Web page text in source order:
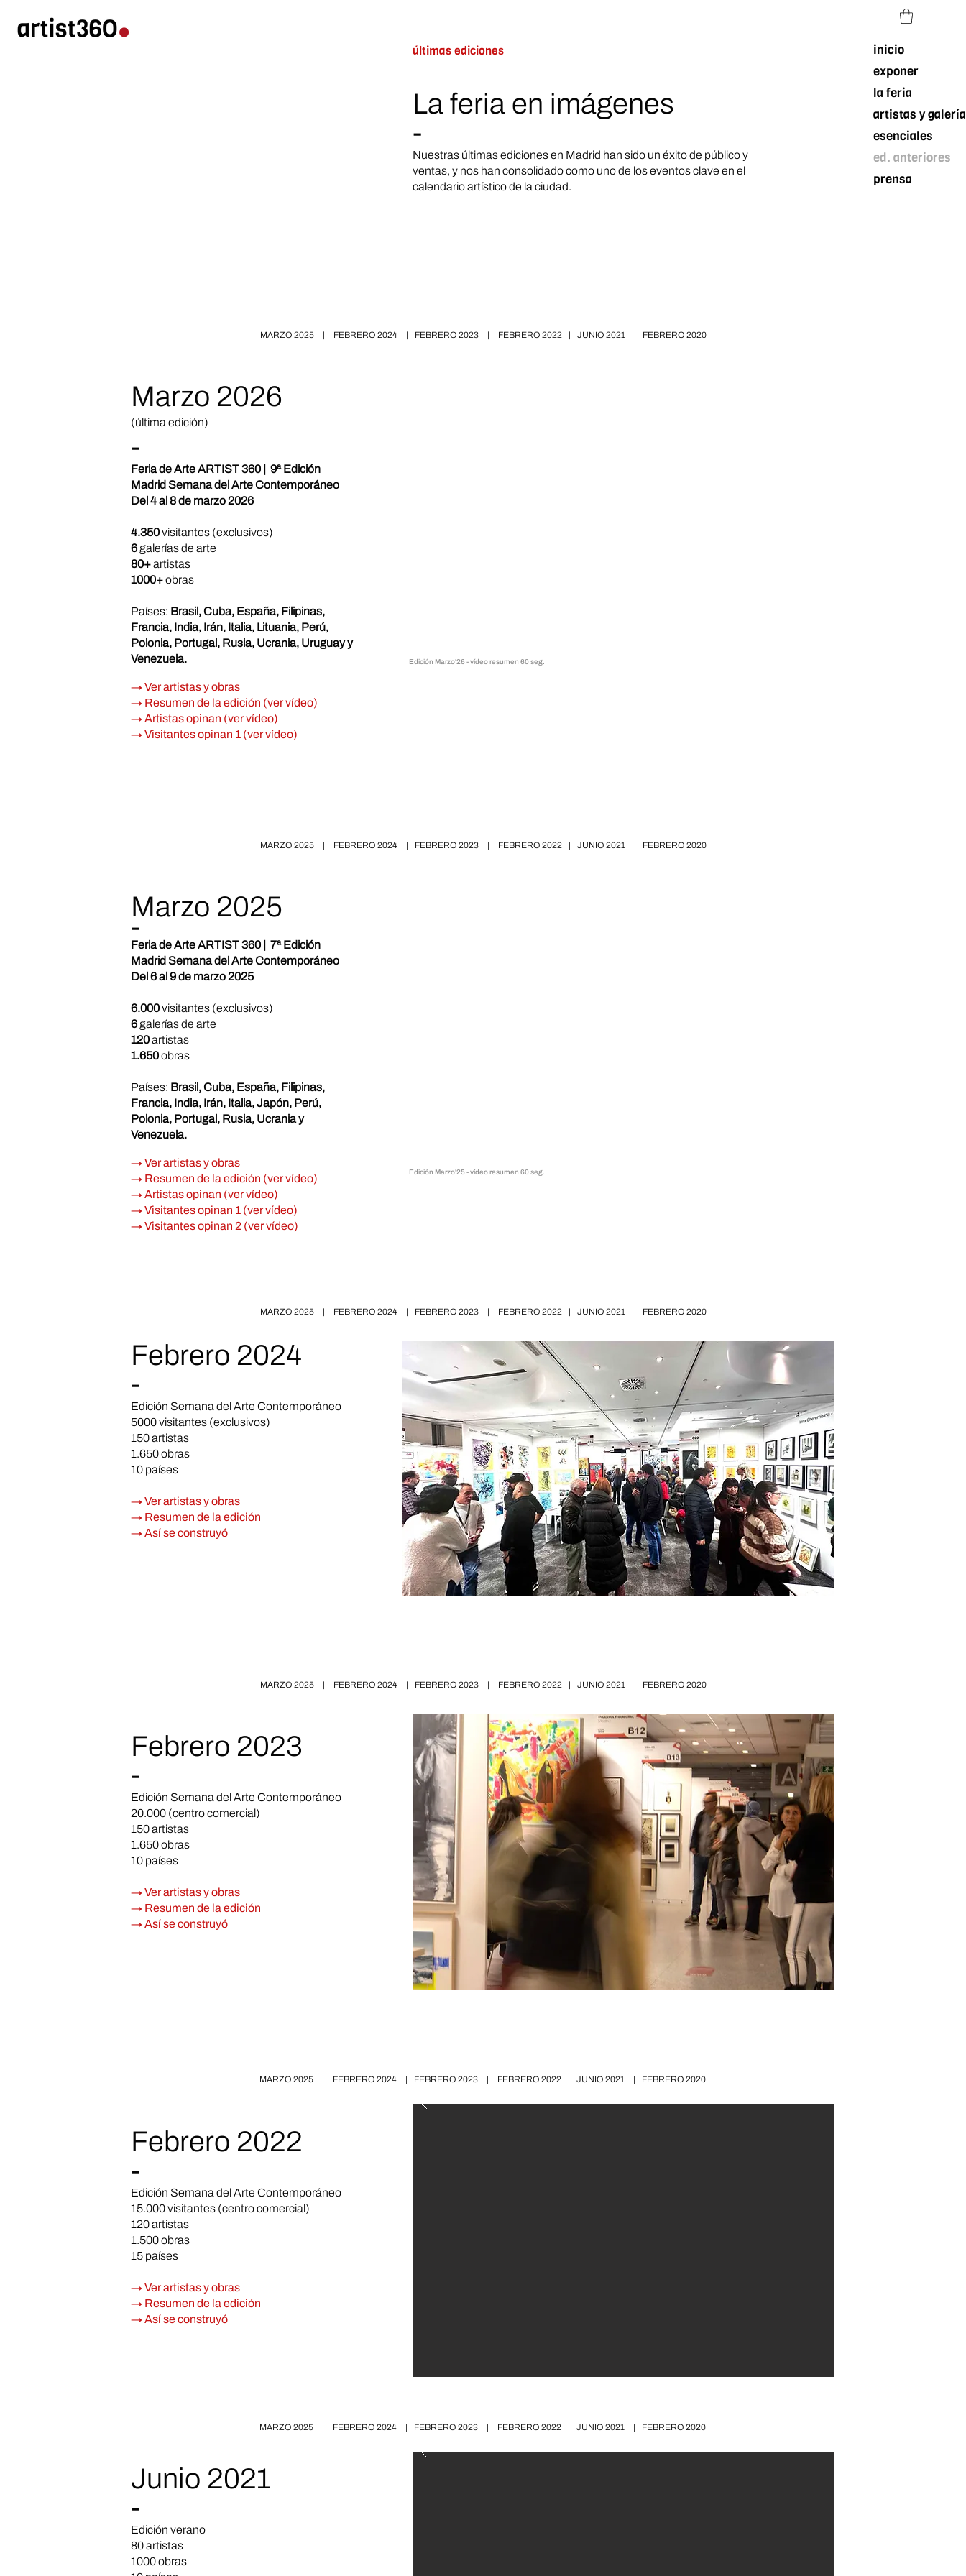
inicio
exponer
la feria
artistas y
esenciales
ed. anteriores
prensa
últimas ediciones
La feria en imágenes
-
Nuestras últimas ediciones en Madrid han sido un éxito de público y
ventas, y nos han consolidado como uno de los eventos clave en el
calendario artístico de la ciudad.
MARZO 2025| FEBRERO 2024| FEBRERO 2023 | FEBRERO 2022 | JUNIO 2021| FEBRERO 2020
Marzo 2026
(última edición)
-
Feria de Arte ARTIST 360 | 9ª Edición
Madrid Semana del Arte Contemporáneo
Del 4 al 8 de marzo 2026
4.350visitantes (exclusivos)
6galerías de arte
80+artistas
1000+obras
Países: Brasil, Cuba, España, Filipinas,
Francia, India, Irán, Italia, Lituania, Perú,
Polonia, Portugal, Rusia, Ucrania, Uruguay y
Venezuela.
→ Ver artistas y obras
→ Resumen de la edición (ver vídeo)
→ Artistas opinan (ver vídeo)
→ Visitantes opinan 1 (ver vídeo)
Edición Marzo'26 - vídeo resumen 60 seg.
MARZO 2025| FEBRERO 2024| FEBRERO 2023 | FEBRERO 2022 | JUNIO 2021| FEBRERO 2020
Marzo 2025
-
Feria de Arte ARTIST 360 | 7ª Edición
Madrid Semana del Arte Contemporáneo
Del 6 al 9 de marzo 2025
6.000visitantes (exclusivos)
6galerías de arte
120artistas
1.650obras
Países: Brasil, Cuba, España, Filipinas,
Francia, India, Irán, Italia, Japón, Perú,
Polonia, Portugal, Rusia, Ucrania y
Venezuela.
→ Ver artistas y obras
→ Resumen de la edición (ver vídeo)
→ Artistas opinan (ver vídeo)
→ Visitantes opinan 1 (ver vídeo)
→ Visitantes opinan 2 (ver vídeo)
Edición Marzo'25 - vídeo resumen 60 seg.
MARZO 2025| FEBRERO 2024| FEBRERO 2023 | FEBRERO 2022 | JUNIO 2021 | FEBRERO 2020
Febrero 2024
-
Edición Semana del Arte Contemporáneo
5000 visitantes (exclusivos)
150 artistas
1.650 obras
10 países
→ Ver artistas y obras
→ Resumen de la edición
→ Así se construyó
Febrero 2023
-
Edición Semana del Arte Contemporáneo
20.000 (centro comercial)
150 artistas
1.650 obras
10 países
→ Ver artistas y obras
→ Resumen de la edición
→ Así se construyó
MARZO 2025| FEBRERO 2024| FEBRERO 2023 | FEBRERO 2022 | JUNIO 2021 | FEBRERO 2020
Febrero 2022
-
Edición Semana del Arte Contemporáneo
15.000 visitantes (centro comercial)
120 artistas
1.500 obras
15 países
→ Ver artistas y obras
→ Resumen de la edición
→ Así se construyó
MARZO 2025| FEBRERO 2024| FEBRERO 2023 | FEBRERO 2022 | JUNIO 2021| FEBRERO 2020
MARZO 2025| FEBRERO 2024| FEBRERO 2023 | FEBRERO 2022 | JUNIO 2021| FEBRERO 2020
Junio 2021
-
Edición verano
80 artistas
1000 obras